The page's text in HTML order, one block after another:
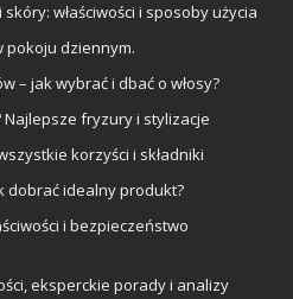
właściwości i sposoby użycia
pokoju dziennym.
– jak wybrać i dbać o włosy?
Najlepsze fryzury i stylizacje
korzyści i składniki
dobrać idealny produkt?
i bezpieczeństwo
eksperckie porady i analizy